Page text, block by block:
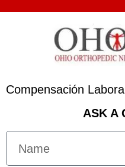
Compensación
ASK A